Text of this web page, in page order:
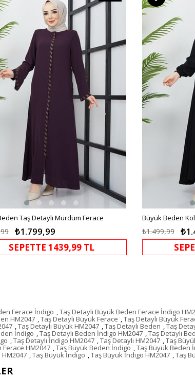
Taş Detaylı Mürdüm Ferace
₺1.799,99
İndirim
SEPETTE 1439,99 TL
Büyük Beden
₺1.499,99
Ferace İndigo ,Taş Detaylı Büyük Beden Ferace İndigo
HM2047 ,Taş Detaylı Büyük Ferace ,Taş Detaylı Büyük
,Taş Detaylı Büyük HM2047 ,Taş Detaylı Beden ,Taş
İndigo ,Taş Detaylı Beden İndigo HM2047 ,Taş Detaylı
,Taş Detaylı İndigo HM2047 ,Taş Detaylı HM2047 ,Taş
HM2047 ,Taş Büyük Beden İndigo ,Taş Büyük Beden
,Taş Büyük İndigo ,Taş Büyük İndigo HM2047 ,Taş